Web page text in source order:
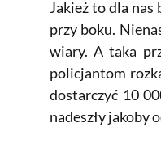
Jakież to dla
przy boku.
wiary. A taka
policjantom
dostarczyć 10
nadeszły jakoby